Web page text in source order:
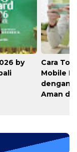
by
Cara
Mobile
dengan
Aman di